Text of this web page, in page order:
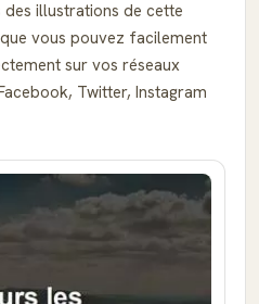
illustrations de cette
vous pouvez facilement
sur vos réseaux
Twitter, Instagram